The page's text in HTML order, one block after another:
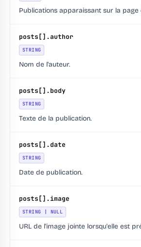
Publications apparaissant sur la page
posts[].author
STRING
Nom de l'auteur.
posts[].body
STRING
Texte de la publication.
posts[].date
STRING
Date de publication.
posts[].image
STRING | NULL
URL de l'image jointe lorsqu'elle est